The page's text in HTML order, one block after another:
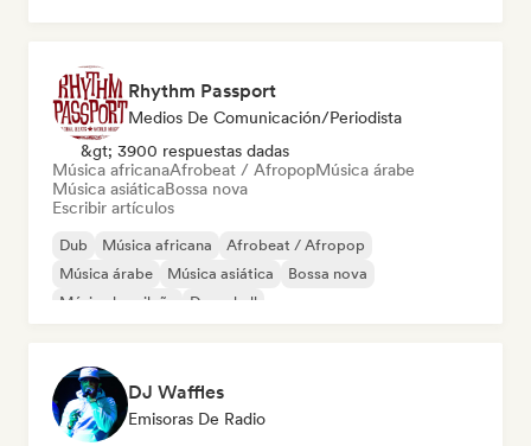
Rhythm Passport
Medios De Comunicación/Periodista
&gt; 3900 respuestas dadas
Música africanaAfrobeat / AfropopMúsica árabe
Música asiáticaBossa nova
Escribir artículos
Dub Música africana
Afrobeat / Afropop
Música árabe
Música asiática
Bossa nova
Música brasileña
Dancehall
DJ Waffles
Emisoras De Radio